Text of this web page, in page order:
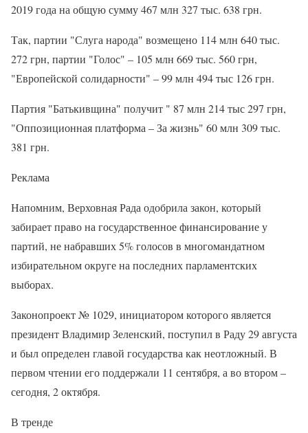
2019 года на общую сумму 467 млн 327 тыс. 638 грн.
Так, партии "Слуга народа" возмещено 114 млн 640 тыс.
272 грн, партии "Голос" – 105 млн 669 тыс. 560 грн,
"Европейской солидарности" – 99 млн 494 тыс 126 грн.
Партия "Батькивщина" получит " 87 млн 214 тыс 297 грн,
"Оппозиционная платформа – За жизнь" 60 млн 309 тыс.
381 грн.
Реклама
Напомним, Верховная Рада одобрила закон, который
забирает право на государственное финансирование у
партий, не набравших 5% голосов в многомандатном
избирательном округе на последних парламентских
выборах.
Законопроект № 1029, инициатором которого является
президент Владимир Зеленский, поступил в Раду 29 августа
и был определен главой государства как неотложный. В
первом чтении его поддержали 11 сентября, а во втором –
сегодня, 2 октября.
В тренде